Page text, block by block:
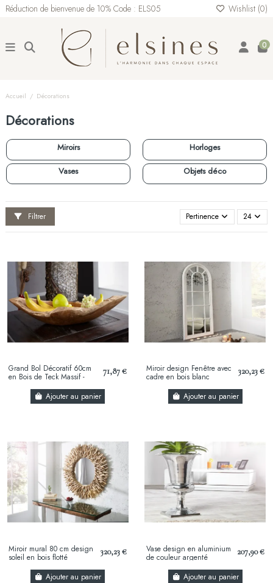
Réduction de bienvenue de 10% Code : ELS05 Wishlist (0)
0
Accueil Décorations
Décorations
Miroirs Horloges
Vases Objets déco
Filtrer Pertinence 24
Grand Bol Décoratif 60cm
en Bois de Teck Massif -
71,87 €
Ajouter au panier
Miroir design Fenêtre avec
cadre en bois blanc
320,23 €
Ajouter au panier
Miroir mural 80 cm design
soleil en bois flotté
320,23 €
Ajouter au panier
Vase design en aluminium
de couleur argenté
207,90 €
Ajouter au panier